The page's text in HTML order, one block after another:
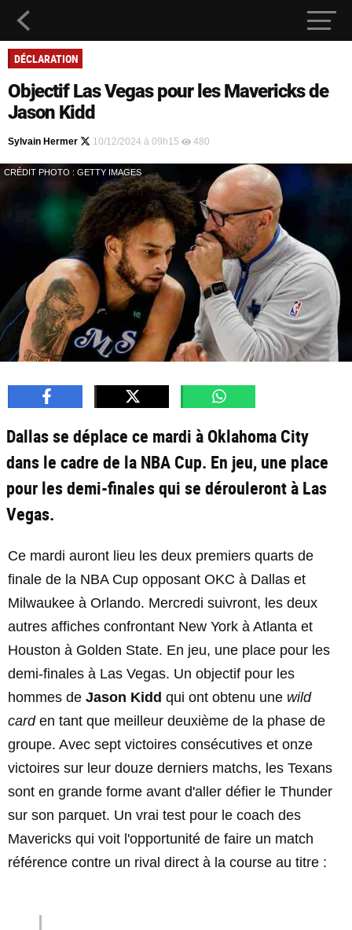
DÉCLARATION
Objectif Las Vegas pour les Mavericks de
Jason Kidd
Sylvain Hermer 10/12/2024 à 09h15 480
CRÉDIT PHOTO : GETTY IMAGES
Dallas se déplace ce mardi à Oklahoma City
dans le cadre de la NBA Cup. En jeu, une place
pour les demi-finales qui se dérouleront à Las
Vegas.
Ce mardi auront lieu les deux premiers quarts de
finale de la NBA Cup opposant OKC à Dallas et
Milwaukee à Orlando. Mercredi suivront, les deux
autres affiches confrontant New York à Atlanta et
Houston à Golden State. En jeu, une place pour les
demi-finales à Las Vegas. Un objectif pour les
hommes de Jason Kidd qui ont obtenu une wild
carden tant que meilleur deuxième de la phase de
groupe. Avec sept victoires consécutives et onze
victoires sur leur douze derniers matchs, les Texans
sont en grande forme avant d'aller défier le Thunder
sur son parquet. Un vrai test pour le coach des
Mavericks qui voit l'opportunité de faire un match
référence contre un rival direct à la course au titre :